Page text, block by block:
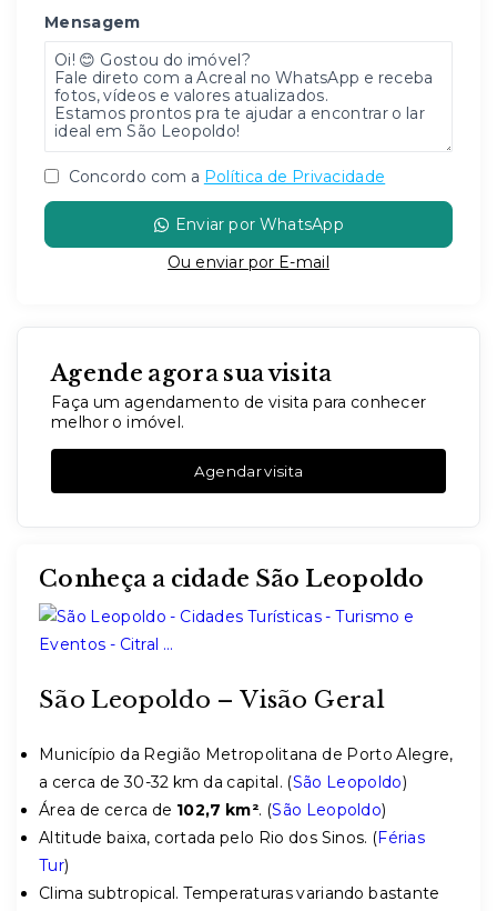
Mensagem
Concordo com a Política de Privacidade
Enviar por WhatsApp
Ou enviar por E-mail
Agende agora sua visita
Faça um agendamento de visita para conhecer
melhor o imóvel.
Agendar visita
Conheça a cidade São Leopoldo
São Leopoldo – Visão Geral
Município da Região Metropolitana de Porto Alegre,
a cerca de 30-32 km da capital. (São Leopoldo)
Área de cerca de 102,7 km². (São Leopoldo)
Altitude baixa, cortada pelo Rio dos Sinos. (Férias
Tur)
Clima subtropical. Temperaturas variando bastante